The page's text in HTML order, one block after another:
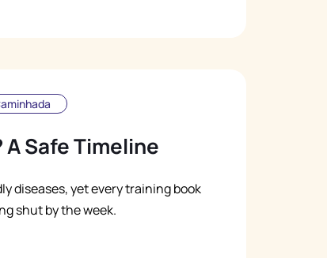
Safe Timeline
diseases, yet every training book
shut by the week.